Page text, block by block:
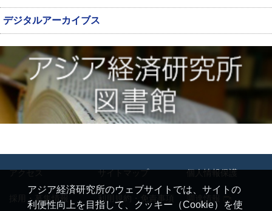
デジタルアーカイブス
アジア経済研究所のウェブサイトでは、サイトの
利便性向上を目指して、クッキー（Cookie）を使
アクセス サイトマップ 個人情報保護
採用・募集情報 利用規約・免責事項